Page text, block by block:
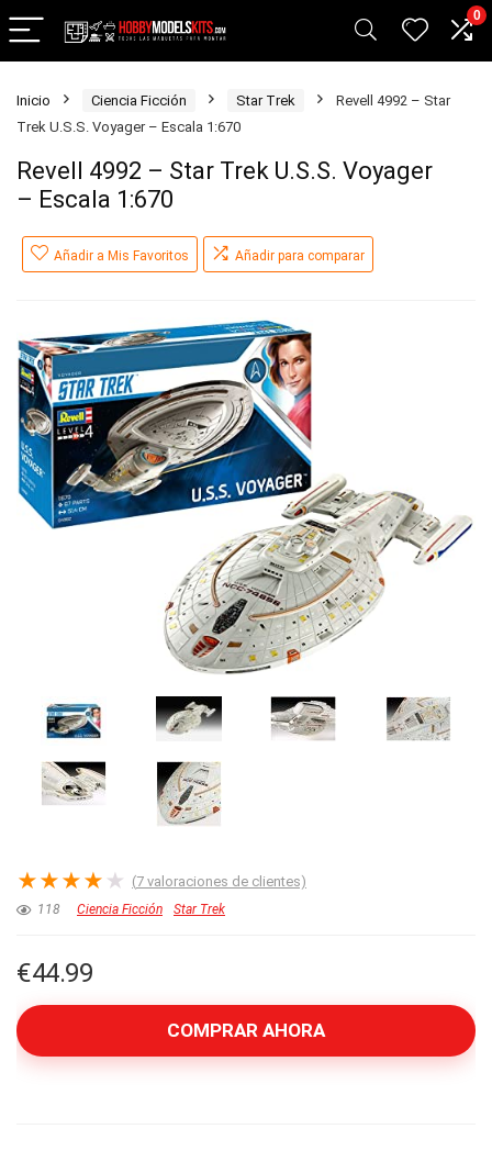
0
Inicio Ciencia Ficción Star Trek
Revell 4992 – Star
Trek U.S.S. Voyager – Escala 1:670
Revell 4992 – Star Trek U.S.S. Voyager
– Escala 1:670
Añadir a Mis Favoritos Añadir para comparar
★★★★ ★ (7 valoraciones de clientes)
118 Ciencia Ficción Star Trek
€44.99
COMPRAR AHORA